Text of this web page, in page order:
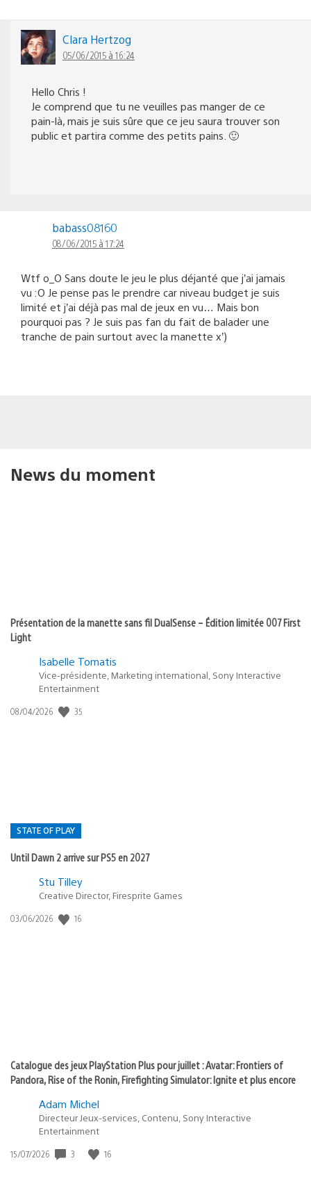
Clara Hertzog
05/06/2015 à 16:24
Hello Chris !
Je comprend que tu ne veuilles pas manger de ce
pain-là, mais je suis sûre que ce jeu saura trouver son
public et partira comme des petits pains. 🙂
babass08160
08/06/2015 à 17:24
Wtf o_O Sans doute le jeu le plus déjanté que j’ai jamais
vu :O Je pense pas le prendre car niveau budget je suis
limité et j’ai déjà pas mal de jeux en vu… Mais bon
pourquoi pas ? Je suis pas fan du fait de balader une
tranche de pain surtout avec la manette x’)
News du moment
Présentation de la manette sans fil DualSense – Édition limitée 007 First
Light
Isabelle Tomatis
Vice-présidente, Marketing international, Sony Interactive
Entertainment
Date
08/04/2026 35
STATE OF PLAY
Until Dawn 2 arrive sur PS5 en 2027
Postée
:
Stu Tilley
Creative Director, Firesprite Games
Date
03/06/2026 16
Catalogue des jeux PlayStation Plus pour juillet : Avatar: Frontiers of
Pandora, Rise of the Ronin, Firefighting Simulator: Ignite et plus encore
Adam Michel
Directeur Jeux-services, Contenu, Sony Interactive
Entertainment
Date
15/07/2026 3 16